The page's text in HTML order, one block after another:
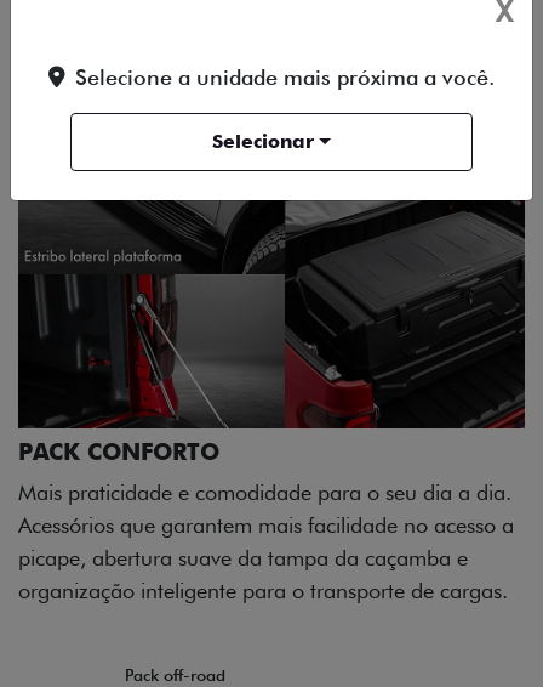
PACK CONFORTO
Mais praticidade e comodidade para o seu dia a dia.
Acessórios que garantem mais facilidade no acesso a
picape, abertura suave da tampa da caçamba e
organização inteligente para o transporte de cargas.
Pack off-road
X
Selecione a unidade mais próxima a você.
Selecionar